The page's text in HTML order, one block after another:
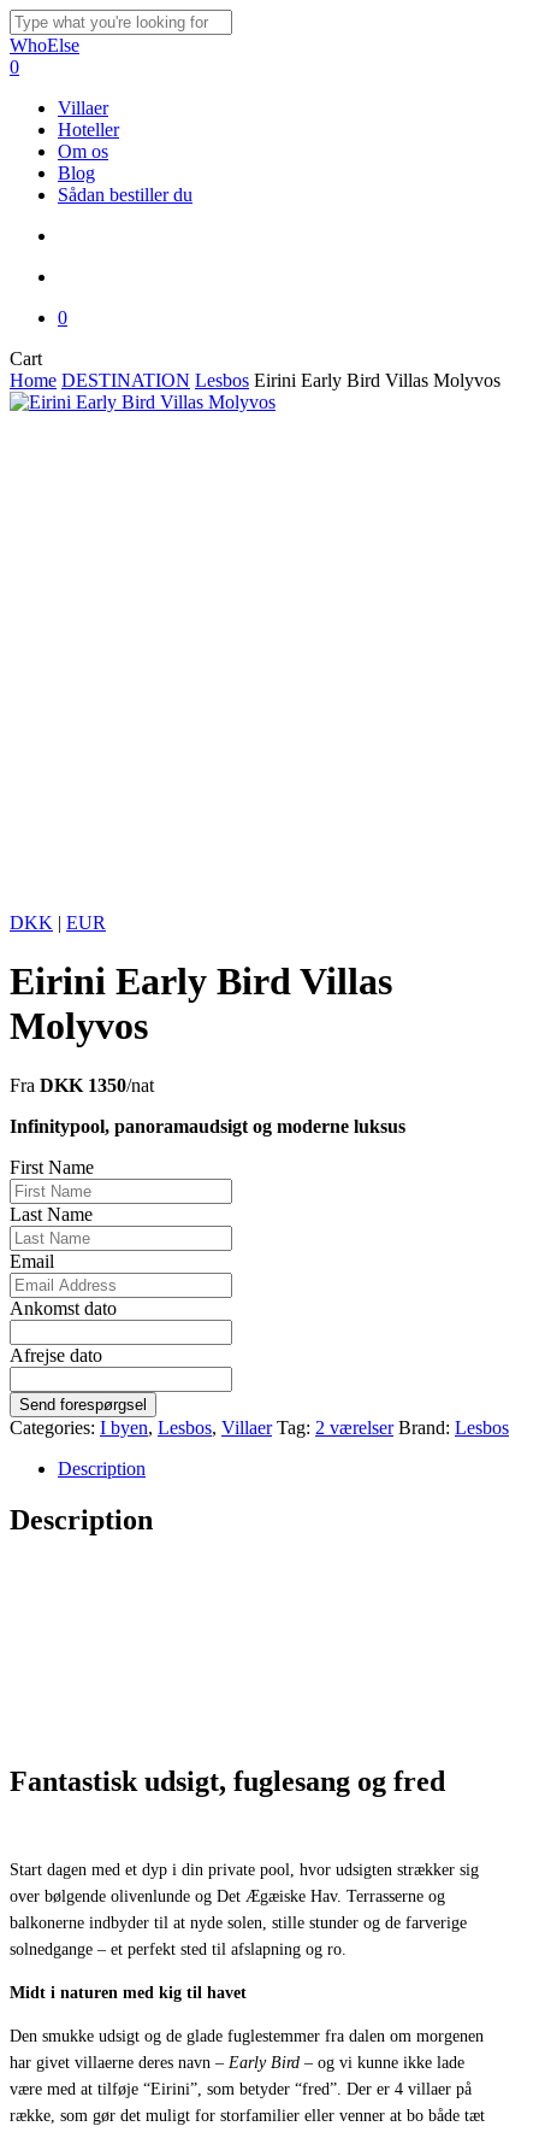
Skip
to
main
Close
Search
WhoElse
search
account
0
Villaer
Hoteller
Om os
Blog
Sådan bestiller du
0
CartClose
Cart
Home DESTINATION Lesbos Eirini Early Bird Villas Molyvos
DKK | EUR
Eirini Early Bird Villas
Molyvos
Fra DKK 1350/nat
Infinitypool, panoramaudsigt og moderne luksus
First Name
Last Name
Email
Ankomst dato
Afrejse dato
Send forespørgsel
Categories: I byen, Lesbos, Villaer Tag: 2 værelser Brand: Lesbos
Description
Description
Fantastisk udsigt, fuglesang og fred
Start dagen med et dyp i din private pool, hvor udsigten strækker sig
over bølgende olivenlunde og Det Ægæiske Hav. Terrasserne og
balkonerne indbyder til at nyde solen, stille stunder og de farverige
solnedgange – et perfekt sted til afslapning og ro.
Midt i naturen med kig til havet
Den smukke udsigt og de glade fuglestemmer fra dalen om morgenen
har givet villaerne deres navn – Early Bird – og vi kunne ikke lade
være med at tilføje “Eirini”, som betyder “fred”. Der er 4 villaer på
række, som gør det muligt for storfamilier eller venner at bo både tæt